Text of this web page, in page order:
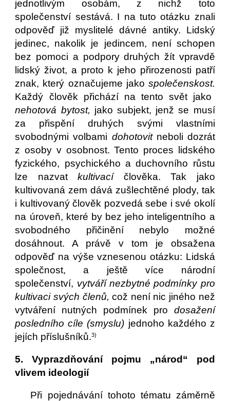
jednotlivým osobám, z nichž toto
společenství sestává. I na tuto otázku znali
odpověď již myslitelé dávné antiky. Lidský
jedinec, nakolik je jedincem, není schopen
bez pomoci a podpory druhých žít vpravdě
lidský život, a proto k jeho přirozenosti patří
znak, který označujeme jako společenskost.
Každý člověk přichází na tento svět jako
nehotová bytost, jako subjekt, jenž se musí
za přispění druhých svými vlastními
svobodnými volbami dohotovit neboli dozrát
z osoby v osobnost. Tento proces lidského
fyzického, psychického a duchovního růstu
lze nazvatkultivací člověka. Tak jako
kultivovaná zem dává zušlechtěné plody, tak
i kultivovaný člověk pozvedá sebe i své okolí
na úroveň, které by bez jeho inteligentního a
svobodného přičinění nebylo možné
dosáhnout. A právě v tom je obsažena
odpověď na výše vznesenou otázku: Lidská
společnost, a ještě více národní
společenství, vytváří nezbytné podmínky pro
kultivaci svých členů, což není nic jiného než
vytváření nutných podmínek pro dosažení
posledního cíle (smyslu) jednoho každého z
jejích příslušníků.3)
5. Vyprazdňování pojmu „národ“ pod
vlivem ideologií
Při pojednávání tohoto tématu záměrně